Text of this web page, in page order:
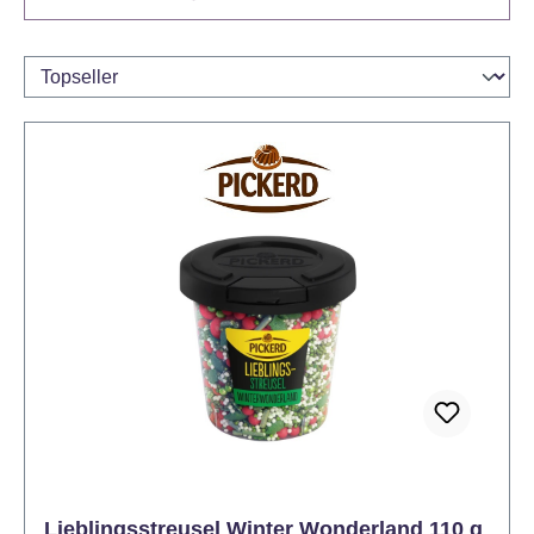
Lieblingsstreusel Winter Wonderland 110 g